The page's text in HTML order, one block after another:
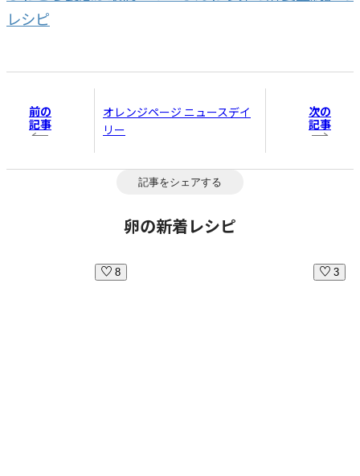
レシピ
前の
記事
オレンジページ ニュースデイ
リー
次の
記事
記事をシェアする
卵の新着レシピ
8 3